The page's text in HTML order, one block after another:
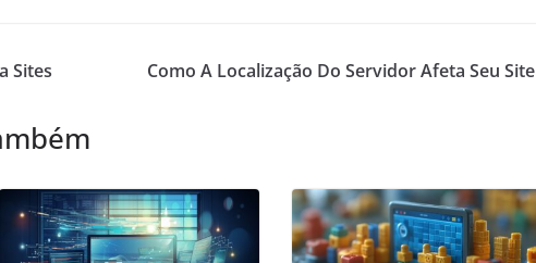
Sites Como A Localização Do Servidor Afeta Seu Site